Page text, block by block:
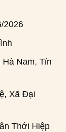
2026
Nam, Tỉnh
Xã Đại
Thới Hiệp